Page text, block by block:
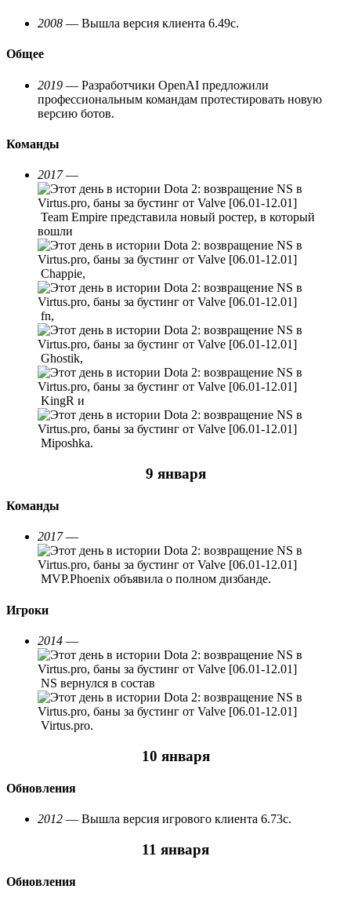
2008 — Вышла версия клиента 6.49с.
Общее
2019 — Разработчики OpenAI предложили
профессиональным командам протестировать новую
версию ботов.
Команды
2017—
Team Empire представила новый ростер, в который
вошли
Chappie,
fn,
Ghostik,
KingR и
Miposhka.
9 января
Команды
2017—
MVP.Phoenix объявила о полном дизбанде.
Игроки
2014 —
NS вернулся в состав
Virtus.pro.
10 января
Обновления
2012 — Вышла версия игрового клиента 6.73c.
11 января
Обновления